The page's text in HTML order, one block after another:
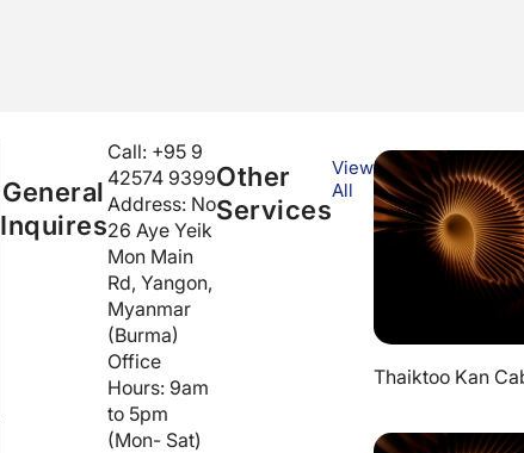
General
Inquires
Call: +95 9
42574 9399
Address: No
26 Aye Yeik
Mon Main
Rd, Yangon,
Myanmar
(Burma)
Office
Hours: 9am
to 5pm
(Mon- Sat)
Other
Services
View
All
Thaiktoo Kan